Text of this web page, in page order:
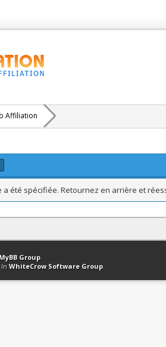
Affiliation
a été spécifiée. Retournez en arrière et
Retourner en haut Version bas-débit
MyBB Group.
In WhiteCrow Software Group.